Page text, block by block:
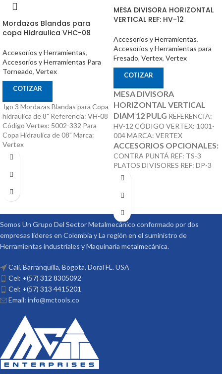
Mordazas Blandas para
copa Hidraulica VHC-08
Accesorios y Herramientas,
Accesorios y Herramientas Para
Torneado, Vertex
COTIZAR
Jgo 3 Mordazas Blandas para Copa
hidraulica de 8" Referencia: VH-08
Código Vertex: 5002-332 Para
Copa Hidraulica de 08" Marca:
Vertex
MESA DIVISORA HORIZONTAL
VERTICAL REF: HV-12
Accesorios y Herramientas,
Accesorios y Herramientas para
Fresado, Vertex, Vertex
COTIZAR
MESA DIVISORA
HORIZONTAL VERTICAL
DIAM 12 PULG REFERENCIA:
HV-12 CÓDIGO VERTEX: 1001-
004 MARCA: VERTEX
ACCESORIOS OPCIONALES:
CONTRA PUNTÁ REF: TS-3
PLATOS DIVISORES REF: DP-3
Somos Un Grupo Del Sector Metalmecánico conformado por dos
empresas lideres en Colombia y La región en el suministro de
Herramientas industriales y Maquinaria metalmecánica.
Cali, Barranquilla, Bogota, Doral FL. USA
Cel: +(57) 312 8305092
Cel: +(57) 313 4415201
Email: info@mctools.co